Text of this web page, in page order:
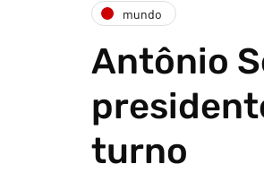
mundo
Antônio
turno